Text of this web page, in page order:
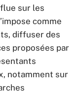
sur les
comme
diffuser des
proposées par
notamment sur